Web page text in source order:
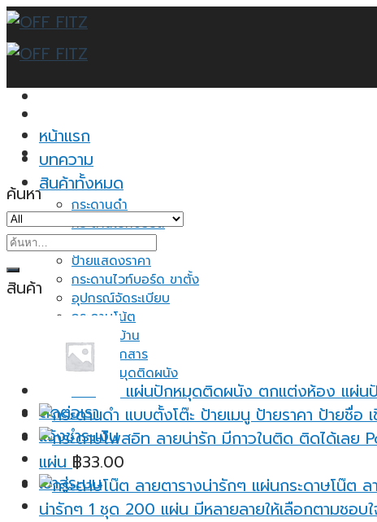
Skip
to
content
หน้าแรก
บทความ
สินค้าทั้งหมด
กระดานดำ
กระดานไวท์บอร์ด
ป้ายแสดงราคา
กระดานไวท์บอร์ด ขาตั้ง
อุปกรณ์จัดระเบียบ
กระดาษโน้ต
ของใช้ในบ้าน
ชั้นวางเอกสาร
แผ่นปักหมุดติดผนัง
ติดต่อเรา
แจ้งชำระเงิน
เข้าสู่ระบบ
ค้นหา
ค้นหา:
สินค้า
แผ่นปักหมุดติดผนัง ตกแต่งห้อง แผ่น
แผ่น ฿33.00
น่ารักๆ 1 ชุด 200 แผ่น มีหลายลายให้เลือกตามชอบ